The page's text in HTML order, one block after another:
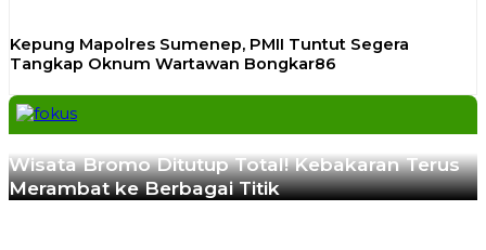
Kepung Mapolres Sumenep, PMII Tuntut Segera
Tangkap Oknum Wartawan Bongkar86
Previous
Next
Wisata Bromo Ditutup Total! Kebakaran Terus
Merambat ke Berbagai Titik